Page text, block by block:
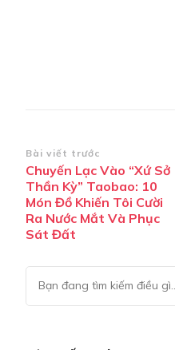
Điều
hướng
bài
viết
Bài viết trước
Chuyến Lạc Vào “Xứ Sở
Thần Kỳ” Taobao: 10
Món Đồ Khiến Tôi Cười
Ra Nước Mắt Và Phục
Sát Đất
Bạn
muốn